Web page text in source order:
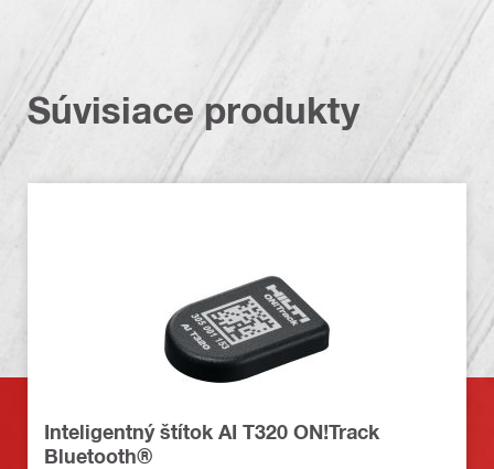
Súvisiace produkty
Inteligentný štítok AI T320 ON!Track
Bluetooth®